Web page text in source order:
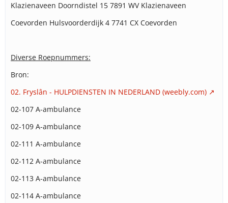
Klazienaveen Doorndistel 15 7891 WV Klazienaveen
Coevorden Hulsvoorderdijk 4 7741 CX Coevorden
Diverse Roepnummers:
Bron:
02. Fryslân - HULPDIENSTEN IN NEDERLAND (weebly.com)
02-107 A-ambulance
02-109 A-ambulance
02-111 A-ambulance
02-112 A-ambulance
02-113 A-ambulance
02-114 A-ambulance